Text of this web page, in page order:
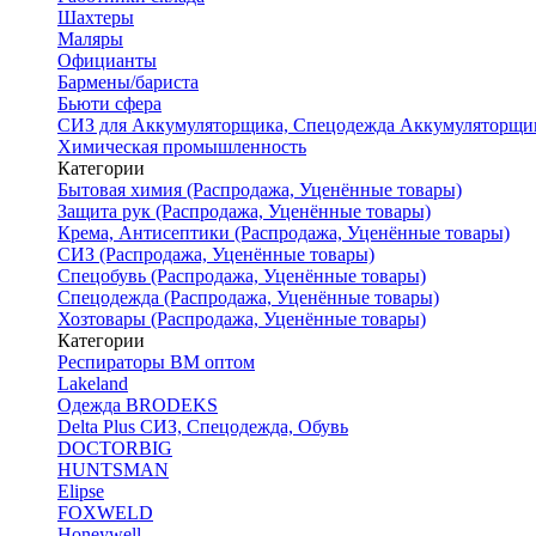
Шахтеры
Маляры
Официанты
Бармены/бариста
Бьюти сфера
СИЗ для Аккумуляторщика, Спецодежда
Химическая промышленность
Категории
Бытовая химия (Распродажа, Уценённые товары)
Защита рук (Распродажа, Уценённые товары)
Крема, Антисептики (Распродажа, Уценённые товары)
СИЗ (Распродажа, Уценённые товары)
Спецобувь (Распродажа, Уценённые товары)
Спецодежда (Распродажа, Уценённые товары)
Хозтовары (Распродажа, Уценённые товары)
Категории
Респираторы ВМ оптом
Lakeland
Одежда BRODEKS
Delta Plus СИЗ, Спецодежда, Обувь
DOCTORBIG
HUNTSMAN
Elipse
FOXWELD